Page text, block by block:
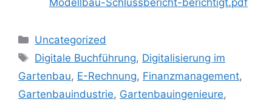
Kategorien
Uncategorized
Schlagwörter
Digitale Buchführung, Digitalisierung im
Gartenbau, E-Rechnung, Finanzmanagement,
Gartenbauindustrie, Gartenbauingenieure,